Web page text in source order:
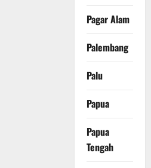
Pagar Alam
Palembang
Palu
Papua
Papua
Tengah